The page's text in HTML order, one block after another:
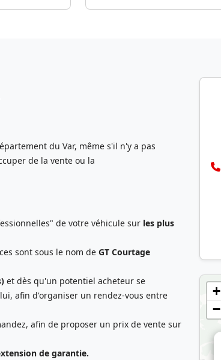
+
−
du Var, même s'il n'y a pas
de la vente ou la
de votre véhicule sur les plus
sont sous le nom de GT Courtage
et dès qu'un potentiel acheteur se
afin d'organiser un rendez-vous entre
afin de proposer un prix de vente sur
de garantie.